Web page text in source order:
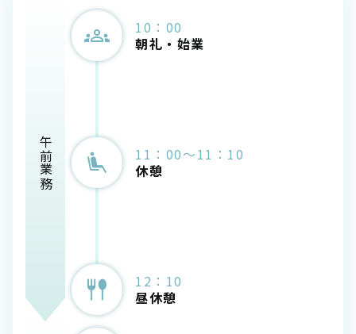
午前業務
10：00
朝礼・始業
11：00～11：10
休憩
12：10
昼休憩